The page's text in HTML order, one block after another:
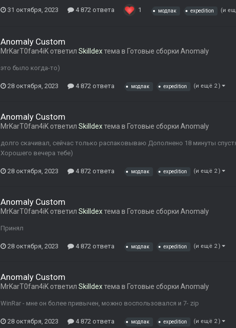
31 октября, 2023 4 872 ответа 1 модпак expedition (и
Anomaly Custom
MrKarT0fan4iK ответил Skilldexтема в Готовые сборки Anomaly
это было когда-то)
28 октября, 2023 4 872 ответа модпак expedition (и ещё 2 )
Anomaly Custom
MrKarT0fan4iK ответил Skilldexтема в Готовые сборки Anomaly
долго скачивал, сейчас только распаковываю Дополнено 18 минуты
Хорошего вечера тебе)
28 октября, 2023 4 872 ответа модпак expedition (и ещё 2 )
Anomaly Custom
MrKarT0fan4iK ответил Skilldexтема в Готовые сборки Anomaly
Принял
28 октября, 2023 4 872 ответа модпак expedition (и ещё 2 )
Anomaly Custom
MrKarT0fan4iK ответил Skilldexтема в Готовые сборки Anomaly
WinRar - мне он более привычен, можно воспользовался и 7- zip
28 октября, 2023 4 872 ответа модпак expedition (и ещё 2 )